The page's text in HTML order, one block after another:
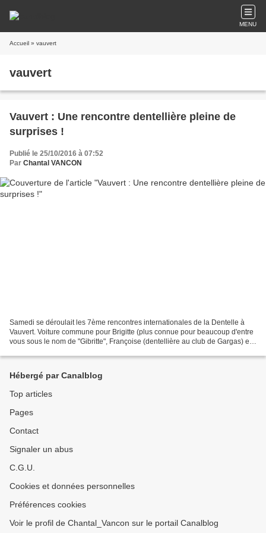
MENU
Accueil » vauvert
vauvert
Vauvert : Une rencontre dentellière pleine de
surprises !
Publié le 25/10/2016 à 07:52
Par Chantal VANCON
Samedi se déroulait les 7ème rencontres internationales de la Dentelle à
Vauvert. Voiture commune pour Brigitte (plus connue pour beaucoup d'entre
vous sous le nom de "Gibritte", Françoise (dentellière au club de Gargas) et
Hébergé par Canalblog
Top articles
Pages
Contact
Signaler un abus
C.G.U.
Cookies et données personnelles
Préférences cookies
Voir le profil de Chantal_Vancon sur le portail Canalblog